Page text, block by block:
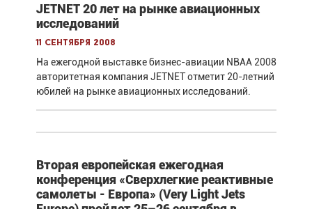
JETNET 20 лет на рынке авиационных
исследований
11 сентября 2008
На ежегодной выставке бизнес-авиации NBAA 2008
авторитетная компания JETNET отметит 20-летний
юбилей на рынке авиационных исследований.
Вторая европейская ежегодная
конференция «Сверхлегкие реактивные
самолеты - Европа» (Very Light Jets